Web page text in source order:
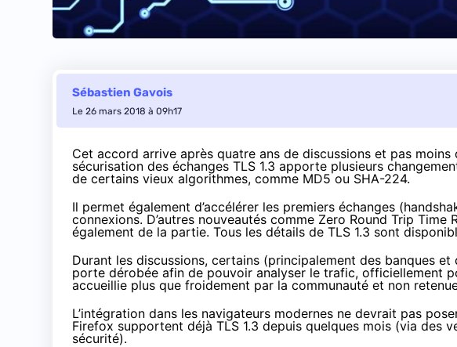
Sébastien Gavois
Le 26 mars 2018 à 09h17
Cet accord arrive après quatre ans de discussions et pas
sécurisation des échanges TLS 1.3 apporte plusieurs
de certains vieux algorithmes, comme MD5 ou SHA-224.
Il permet également d’accélérer les premiers échanges
connexions. D’autres nouveautés comme Zero Round Trip Time
également de la partie. Tous les détails de TLS 1.3 sont
Durant les discussions, certains (principalement des banques et
porte dérobée afin de pouvoir analyser le trafic, officiellement
accueillie plus que froidement par la communauté et non
L’intégration dans les navigateurs modernes ne devrait pas
Firefox supportent déjà TLS 1.3 depuis quelques mois (via des
sécurité).